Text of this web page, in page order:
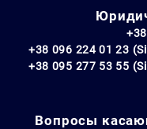
+38 096 224 01 23
+38 095 277 53 55
Вопросы